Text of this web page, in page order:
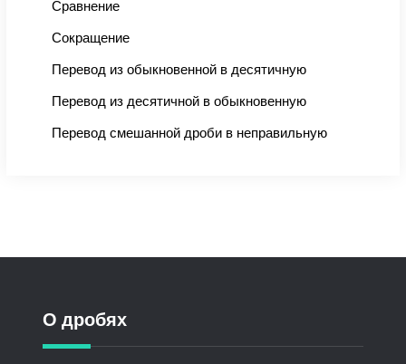
Сравнение
Сокращение
Перевод из обыкновенной в десятичную
Перевод из десятичной в обыкновенную
Перевод смешанной дроби в неправильную
О дробях